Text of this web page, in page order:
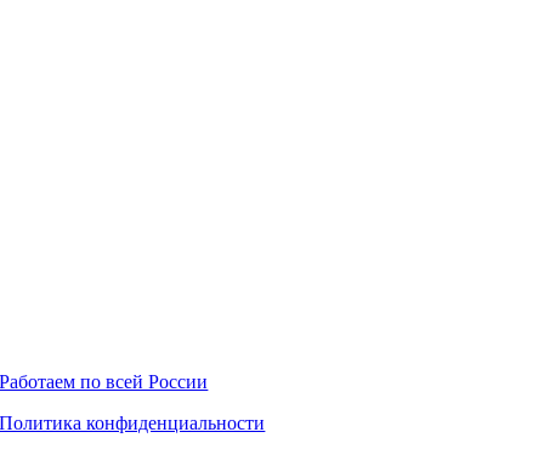
Работаем по всей России
Политика конфиденциальности